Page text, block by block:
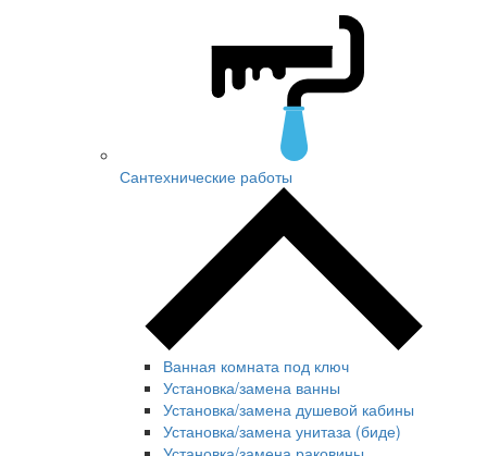
Сантехнические работы
Ванная комната под ключ
Установка/замена ванны
Установка/замена душевой кабины
Установка/замена унитаза (биде)